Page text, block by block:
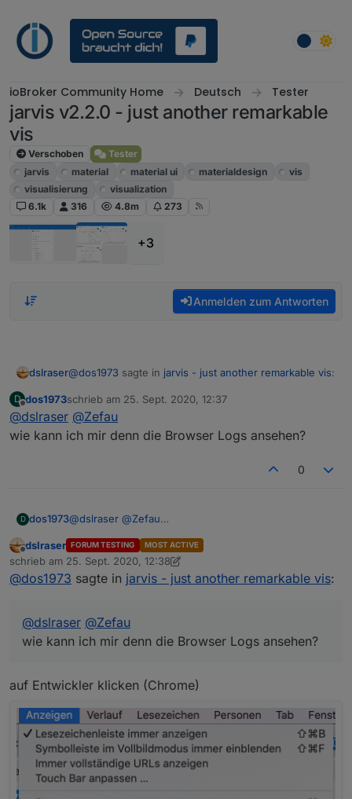
ioBroker Community Home Deutsch Tester
jarvis v2.2.0 - just another remarkable
vis
Verschoben
Tester
jarvis
material material ui materialdesign
vis
visualisierung
visualization
6.1k
316 4.8m 273
+3
Anmelden zum Antworten
dslraser@dos1973 sagte in jarvis - just another remarkable vis:
@Zefau
in chrome das gleiche
Daran kann es nicht liegen, nutze ich auch...
D
Offline
dos1973schrieb am 25. Sept. 2020, 12:37
zuletzt editiert von
@dslraser @Zefau
wie kann ich mir denn die Browser Logs ansehen?
0
D dos1973@dslraser @Zefau
Offline
dslraser FORUM TESTING MOST ACTIVE
schrieb am 25. Sept. 2020, 12:38
zuletzt editiert von dslraser
@dos1973 sagte in jarvis - just another remarkable vis:
@dslraser @Zefau
wie kann ich mir denn die Browser Logs ansehen?
auf Entwickler klicken (Chrome)